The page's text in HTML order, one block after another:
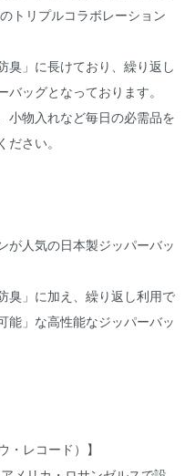
トリプルコラボレーション
臭」に長けており、繰り返し
ッグとなっております。
小物入れなど毎日の必需品を
さい。
が人気の日本製ジッパーバッ
臭」に加え、繰り返し利用で
能」な高性能なジッパーバッ
・レコード）】